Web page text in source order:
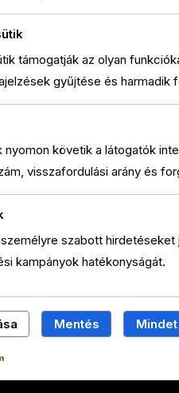
támogatják az olyan
gyűjtése és
nyomon követik a látogatók
visszafordulási arány és
szabott
kampányok hatékonyságát.
Mentés